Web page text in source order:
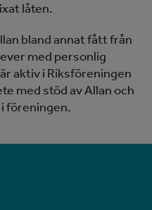
låten.
bland annat fått från
med personlig
aktiv i Riksföreningen
med stöd av Allan och
föreningen.